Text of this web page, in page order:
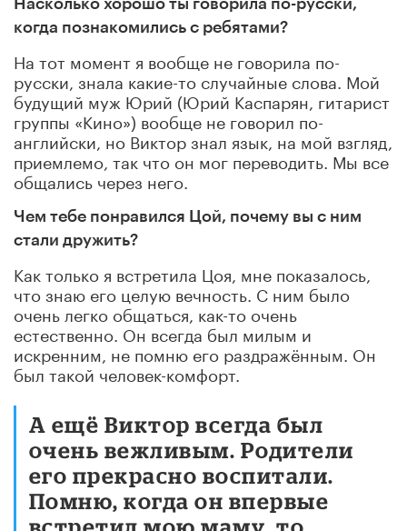
Насколько хорошо ты говорила по-русски,
когда познакомились с ребятами?
На тот момент я вообще не говорила по-
русски, знала какие-то случайные слова. Мой
будущий муж Юрий (Юрий Каспарян, гитарист
группы «Кино») вообще не говорил по-
английски, но Виктор знал язык, на мой взгляд,
приемлемо, так что он мог переводить. Мы все
общались через него.
Чем тебе понравился Цой, почему вы с ним
стали дружить?
Как только я встретила Цоя, мне показалось,
что знаю его целую вечность. С ним было
очень легко общаться, как-то очень
естественно. Он всегда был милым и
искренним, не помню его раздражённым. Он
был такой человек-комфорт.
А ещё Виктор всегда был
очень вежливым. Родители
его прекрасно воспитали.
Помню, когда он впервые